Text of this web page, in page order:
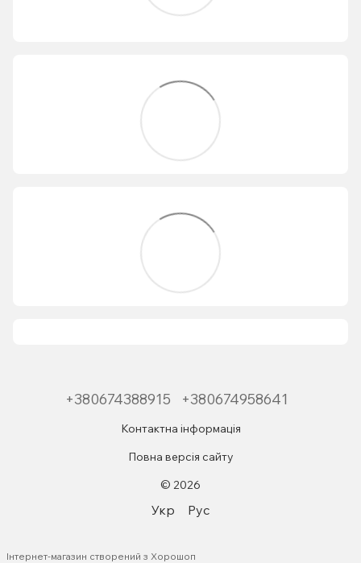
+380674388915 +380674958641
Контактна інформація
Повна версія сайту
© 2026
Укр Рус
Інтернет-магазин створений з Хорошоп